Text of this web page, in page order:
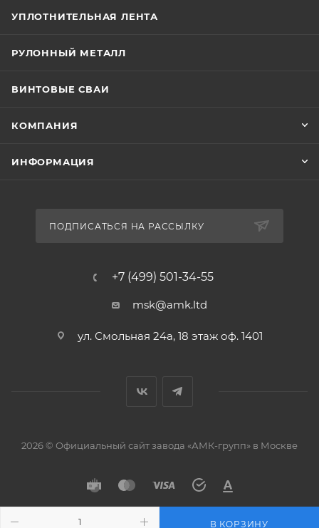
В КОРЗИНУ
УПЛОТНИТЕЛЬНАЯ ЛЕНТА
РУЛОННЫЙ МЕТАЛЛ
ВИНТОВЫЕ СВАИ
КОМПАНИЯ
ИНФОРМАЦИЯ
ПОДПИСАТЬСЯ НА РАССЫЛКУ
+7 (499) 501-34-55
msk@amk.ltd
ул. Смольная 24а, 18 этаж оф. 1401
2026 © Официальный сайт завода «АМК-групп» в Москве